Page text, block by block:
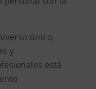
único,
y
está